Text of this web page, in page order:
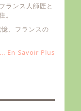
ランス人師匠と
。
、フランスの
... En Savoir Plus